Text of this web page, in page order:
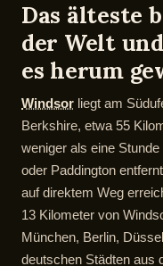
Das älteste
der Welt
es herum
Windsor liegt am
Berkshire, etwa 55
weniger als eine
oder Paddington
auf direktem Weg
13 Kilometer von
München, Berlin,
deutschen Städten aus